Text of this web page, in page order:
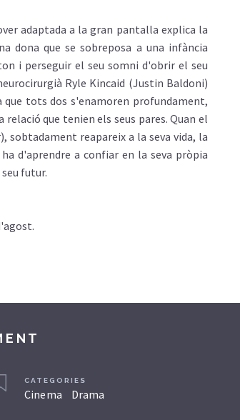
adaptada a la gran pantalla explica la
dona que se sobreposa a una infància
i perseguir el seu somni d'obrir el seu
Ryle Kincaid (Justin Baldoni)
tots dos s'enamoren profundament,
que tenien els seus pares. Quan el
sobtadament reapareix a la seva vida, la
d'aprendre a confiar en la seva pròpia
futur.
CATEGORIES
Cinema Drama